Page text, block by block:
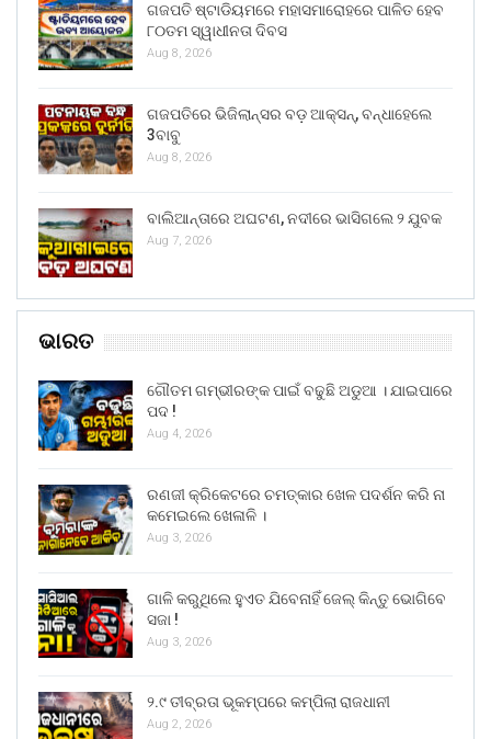
ଗଜପତି ଷ୍ଟାଡିୟମରେ ମହାସମାରୋହରେ ପାଳିତ ହେବ
୮୦ତମ ସ୍ୱାଧୀନତା ଦିବସ
Aug 8, 2026
ଗଜପତିରେ ଭିଜିଲାନ୍ସର ବଡ଼ ଆକ୍ସନ୍, ବନ୍ଧାହେଲେ
3ବାବୁ
Aug 8, 2026
ବାଲିଆନ୍ତାରେ ଅଘଟଣ, ନଦୀରେ ଭାସିଗଲେ ୨ ଯୁବକ
Aug 7, 2026
ଭାରତ
ଗୌତମ ଗମ୍ଭୀରଙ୍କ ପାଇଁ ବଢୁଛି ଅଡୁଆ । ଯାଇପାରେ
ପଦ !
Aug 4, 2026
ରଣଜୀ କ୍ରିକେଟରେ ଚମତ୍କାର ଖେଳ ପଦର୍ଶନ କରି ନା
କମେଇଲେ ଖେଳାଳି ।
Aug 3, 2026
ଗାଳି କରୁଥିଲେ ହୁଏତ ଯିବେନାହିଁ ଜେଲ୍ କିନ୍ତୁ ଭୋଗିବେ
ସଜା !
Aug 3, 2026
୨.୯ ତୀବ୍ରତା ଭୂକମ୍ପରେ କମ୍ପିଲା ରାଜଧାନୀ
Aug 2, 2026